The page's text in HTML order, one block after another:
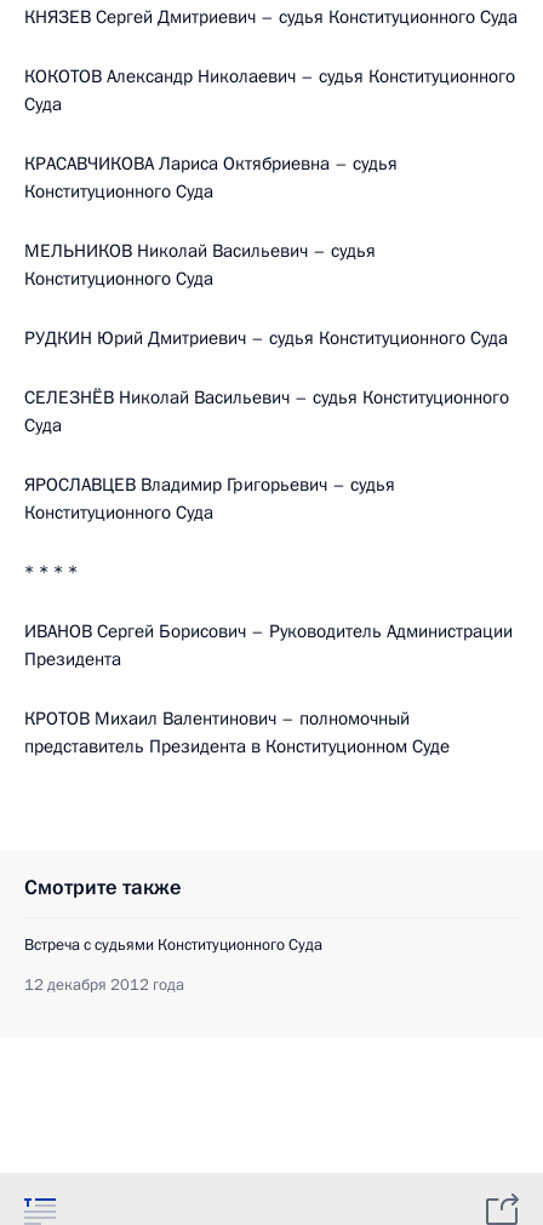
КНЯЗЕВ Сергей Дмитриевич – судья Конституционного Суда
КОКОТОВ Александр Николаевич – судья Конституционного
Суда
КРАСАВЧИКОВА Лариса Октябриевна – судья
Конституционного Суда
МЕЛЬНИКОВ Николай Васильевич – судья
Конституционного Суда
РУДКИН Юрий Дмитриевич – судья Конституционного Суда
СЕЛЕЗНЁВ Николай Васильевич – судья Конституционного
Суда
ЯРОСЛАВЦЕВ Владимир Григорьевич – судья
Конституционного Суда
* * * *
ИВАНОВ Сергей Борисович – Руководитель Администрации
Президента
КРОТОВ Михаил Валентинович – полномочный
представитель Президента в Конституционном Суде
Смотрите также
Встреча с судьями Конституционного Суда
12 декабря 2012 года